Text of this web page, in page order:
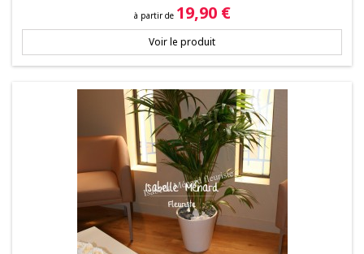
Prix
à partir de 19,90 €
Voir le produit